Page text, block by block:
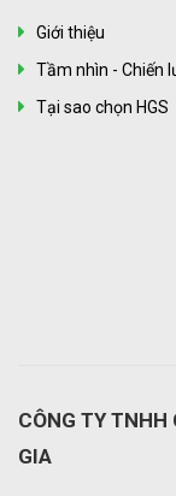
Giới thiệu
Tầm nhìn - Chiến
Tại sao chọn HGS
CÔNG TY TNHH
GIA